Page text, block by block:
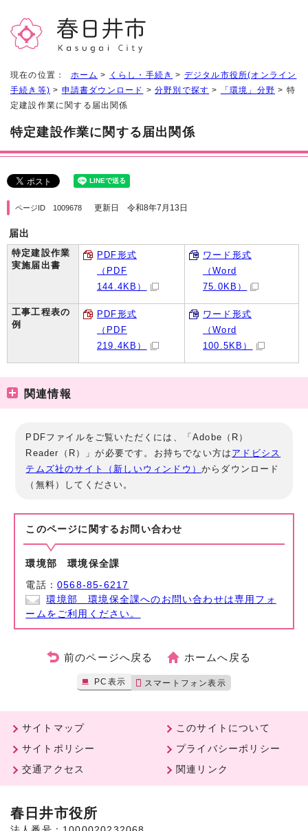
現在の位置： ホーム > くらし・手続き > デジタル市役所(オンライン
手続き等) > 申請書ダウンロード >分野別で探す > 「環境」分野 > 特
定建設作業に関する届出関係
特定建設作業に関する届出関係
ページID 1009678 更新日 令和8年7月13日
届出
特定建設作業
実施届出書
PDF形式
（PDF
144.4KB）
ワード形式
（Word
75.0KB）
工事工程表の
例
PDF形式
（PDF
219.4KB）
ワード形式
（Word
100.5KB）
関連情報
PDFファイルをご覧いただくには、「Adobe（R）
Reader（R）」が必要です。お持ちでない方は アドビシス
テムズ社のサイト（新しいウィンドウ）からダウンロード
（無料）してください。
このページに関する お問い合わせ
環境部 環境保全課
電話：0568-85-6217
環境部 環境保全課へのお問い合わせは専用フォ
ームをご利用ください。
前のページへ戻る ホームへ戻る
PC表示 スマートフォン表示
サイトマップ
このサイトについて
サイトポリシー
プライバシーポリシー
交通アクセス
関連リンク
春日井市役所